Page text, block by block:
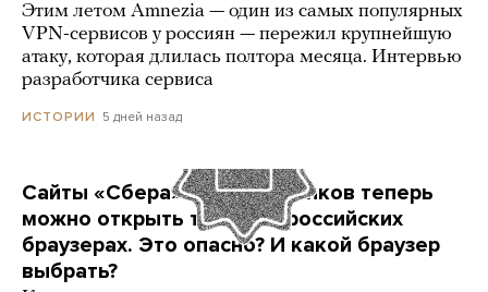
Этим летом Amnezia — один из самых популярных
VPN-сервисов у россиян — пережил крупнейшую
атаку, которая длилась полтора месяца. Интервью
разработчика сервиса
ИСТОРИИ 5 дней назад
Сайты «Сбера» и других банков теперь
можно открыть только в российских
браузерах. Это опасно? И какой браузер
выбрать?